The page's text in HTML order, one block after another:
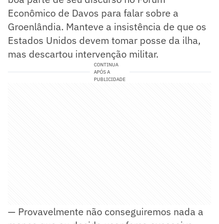
Econômico de Davos para falar sobre a
Groenlândia. Manteve a insistência de que os
Estados Unidos devem tomar posse da ilha,
mas descartou intervenção militar.
CONTINUA
APÓS A
PUBLICIDADE
— Provavelmente não conseguiremos nada a